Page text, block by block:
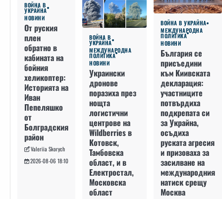
ВОЙНА В
УКРАЙНА
НОВИНИ
От руския
плен
обратно в
кабината на
бойния
хеликоптер:
Историята на
Иван
Пепеляшко
от
Болградския
район
Valeriia Skorych
2026-08-06 18:10
ВОЙНА В
УКРАЙНА
МЕЖДУНАРОДНА
ПОЛИТИКА
НОВИНИ
Украински
дронове
поразиха през
нощта
логистични
центрове на
Wildberries в
Котовск,
Тамбовска
област, и в
Електростал,
Московска
област
ВОЙНА В УКРАЙНА
МЕЖДУНАРОДНА
ПОЛИТИКА
НОВИНИ
България се
присъедини
към Киивската
декларация:
участниците
потвърдиха
подкрепата си
за Украйна,
осъдиха
руската агресия
и призоваха за
засилване на
международния
натиск срещу
Москва